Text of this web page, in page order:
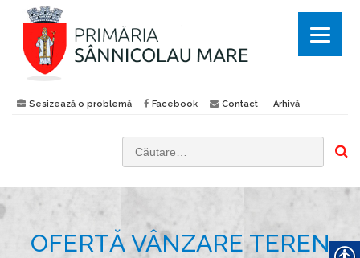
Sesizează o problemă Facebook Contact Arhivă
OFERTĂ VÂNZARE TEREN